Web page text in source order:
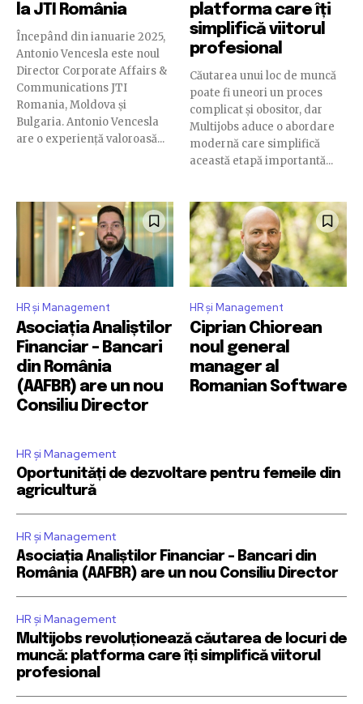
la JTI România
Începând din ianuarie 2025,
Antonio Vencesla este noul
Director Corporate Affairs &
Communications JTI
Romania, Moldova și
Bulgaria. Antonio Vencesla
are o experiență valoroasă...
platforma care îți
simplifică viitorul
profesional
Căutarea unui loc de muncă
poate fi uneori un proces
complicat și obositor, dar
Multijobs aduce o abordare
modernă care simplifică
această etapă importantă...
HR și Management
Asociația Analiștilor
Financiar – Bancari
din România
(AAFBR) are un nou
Consiliu Director
HR și Management
Ciprian Chiorean
noul general
manager al
Romanian Software
HR și Management
Oportunități de dezvoltare pentru femeile din
agricultură
HR și Management
Asociația Analiștilor Financiar – Bancari din
România (AAFBR) are un nou Consiliu Director
HR și Management
Multijobs revoluționează căutarea de locuri de
muncă: platforma care îți simplifică viitorul
profesional